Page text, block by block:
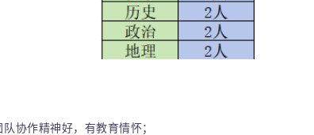
协作精神好，有教育情怀；